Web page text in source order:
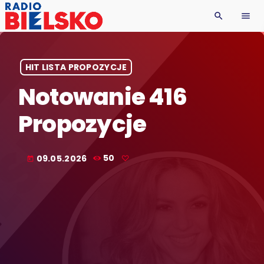
search menu
HIT LISTA PROPOZYCJE
Notowanie 416
Propozycje
today 09.05.2026 50